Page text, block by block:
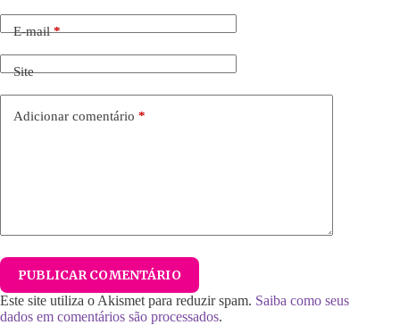
E-mail*
Site
Adicionar comentário *
PUBLICAR COMENTÁRIO
Este site utiliza o Akismet para reduzir spam. Saiba como seus
dados em comentários são processados.